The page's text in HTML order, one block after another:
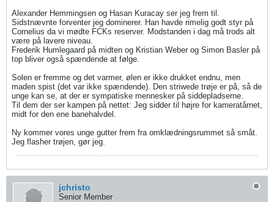
Alexander Hemmingsen og Hasan Kuracay ser jeg frem til.
Sidstnævnte forventer jeg dominerer. Han havde rimelig godt styr på
Cornelius da vi mødte FCKs reserver. Modstanden i dag må trods alt
være på lavere niveau.
Frederik Humlegaard på midten og Kristian Weber og Simon Basler på
top bliver også spændende at følge.
Solen er fremme og det varmer, ølen er ikke drukket endnu, men
maden spist (det var ikke spændende). Den striwede trøje er på, så de
unge kan se, at der er sympatiske mennesker på siddepladserne.
Til dem der ser kampen på nettet: Jeg sidder til højre for kameratårnet,
midt for den ene banehalvdel.
Ny kommer vores unge gutter frem fra omklædningsrummet så småt.
Jeg flasher trøjen, gør jeg.
jchristo
Senior Member